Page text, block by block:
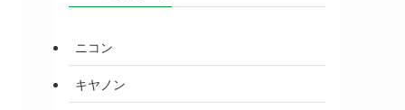
ニコン
キヤノン